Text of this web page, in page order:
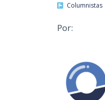
Columnistas
Por: